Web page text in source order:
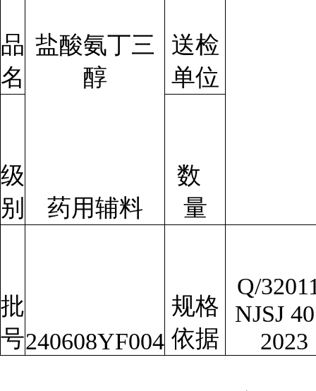
品
名
盐酸氨丁三
醇
送检
单位
级
别
药用辅料
数
量
批
号240608YF004
规格
依据
Q/
NJSJ
2023